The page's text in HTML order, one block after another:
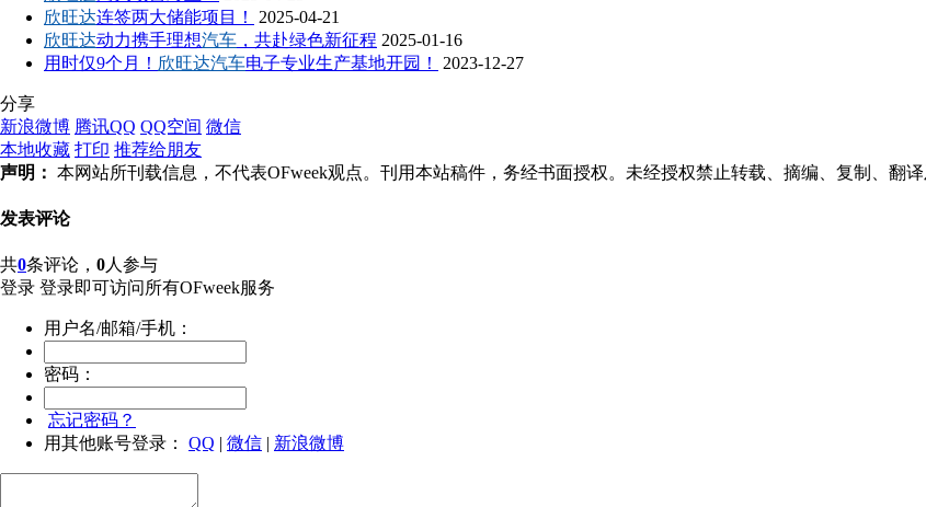
欣旺达连签两大储能项目！
2025-04-21
欣旺达动力携手理想汽车 ，共赴绿色新征程 2025-01-16
用时仅9个月！ 欣旺达汽车电子专业生产基地开园！ 2023-12-27
分享
新浪微博 腾讯QQ QQ空间 微信
本地收藏 打印 推荐给朋友
声明： 本网站所刊载信息，不代表OFweek观点。刊用本站稿件，务经书面授权。未经授权禁止转载、摘编、复制、翻
发表评论
共0条评论， 0人参与
登录 登录即可访问所有OFweek服务
用户名/邮箱/手机：
密码：
忘记密码？
用其他账号登录： QQ | 微信 | 新浪微博